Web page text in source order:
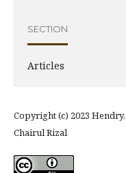
SECTION
Articles
Copyright (c) 2023
Chairul Rizal